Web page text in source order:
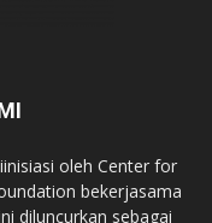
oleh Center for
bekerjasama
diluncurkan sebagai